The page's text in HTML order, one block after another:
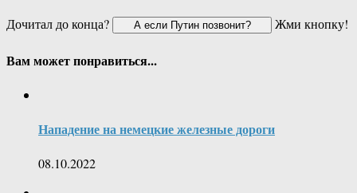
Дочитал до конца?
Жми кнопку!
Вам может понравиться...
Нападение на немецкие железные дороги
08.10.2022